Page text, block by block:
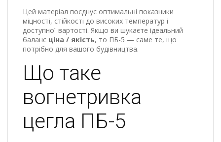
Цей матеріал поєднує оптимальні показники
міцності, стійкості до високих температур і
доступної вартості. Якщо ви шукаєте ідеальний
баланс ціна / якість, то ПБ-5 — саме те, що
потрібно для вашого будівництва.
Що таке
вогнетривка
цегла ПБ-5